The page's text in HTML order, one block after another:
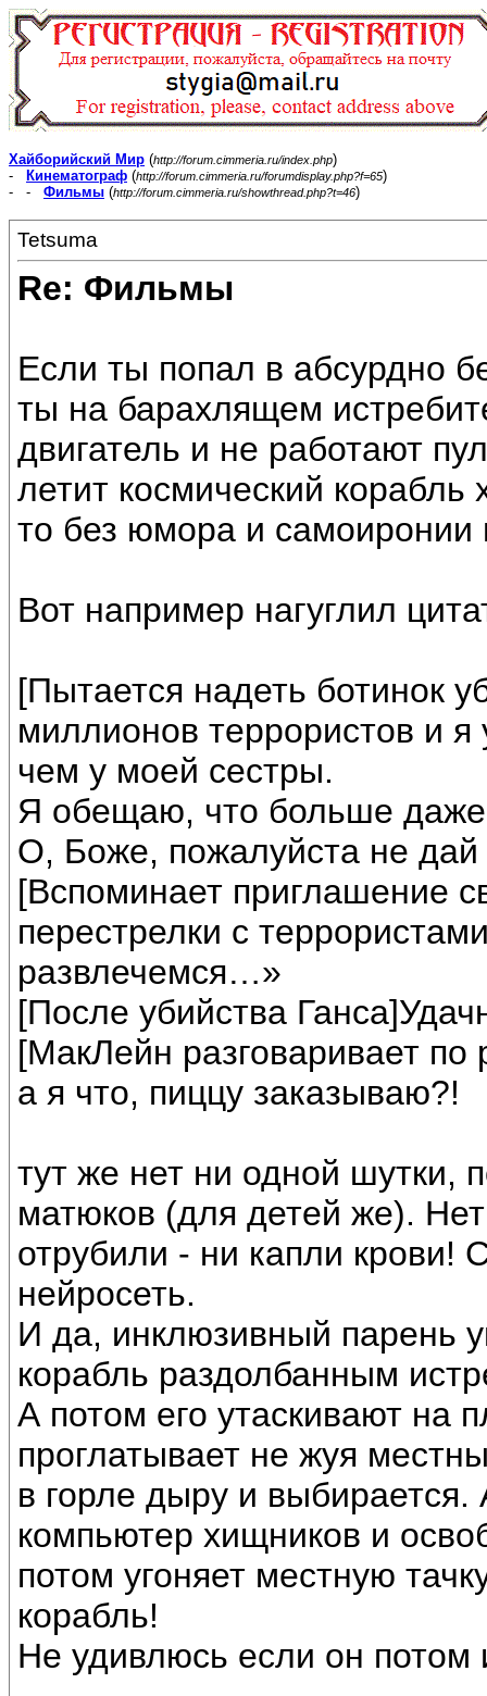
Хайборийский Мир (http://forum.cimmeria.ru/index.php)
-
Кинематограф (http://forum.cimmeria.ru/forumdisplay.php?f=65)
- - Фильмы (http://forum.cimmeria.ru/showthread.php?t=46)
Tetsuma
Re: Фильмы
Если ты попал в абсурдно
ты на барахлящем
двигатель и не работают
летит космический корабль
то без юмора и самоиронии
Вот например нагуглил
[Пытается надеть ботинок
миллионов террористов и я
чем у моей сестры.
Я обещаю, что больше даже
О, Боже, пожалуйста не
[Вспоминает приглашение
перестрелки с
развлечемся…»
[После убийства
[МакЛейн разговаривает
а я что, пиццу заказываю?!
тут же нет ни одной шутки,
матюков (для детей же).
отрубили - ни капли крови!
нейросеть.
И да, инклюзивный парень
корабль раздолбанным
А потом его утаскивают на
проглатывает не жуя
в горле дыру и
компьютер хищников и
потом угоняет местную
корабль!
Не удивлюсь если он потом